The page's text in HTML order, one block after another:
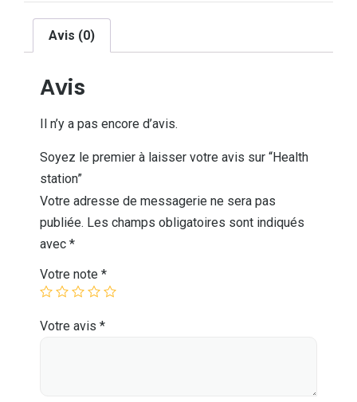
Avis (0)
Avis
Il n’y a pas encore d’avis.
Soyez le premier à laisser votre avis sur “Health
station”
Votre adresse de messagerie ne sera pas
publiée. Les champs obligatoires sont indiqués
avec *
Votre note *
Votre avis *